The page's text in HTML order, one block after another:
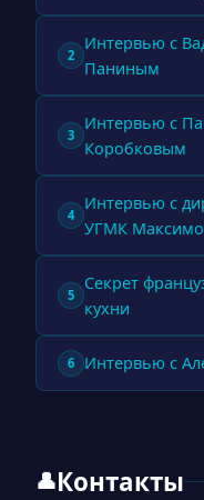
2
Интервью с
Паниным
3
Интервью с
Коробковым
4
Интервью с
УГМК
5
Секрет
кухни
6 Интервью с
👤Контакты